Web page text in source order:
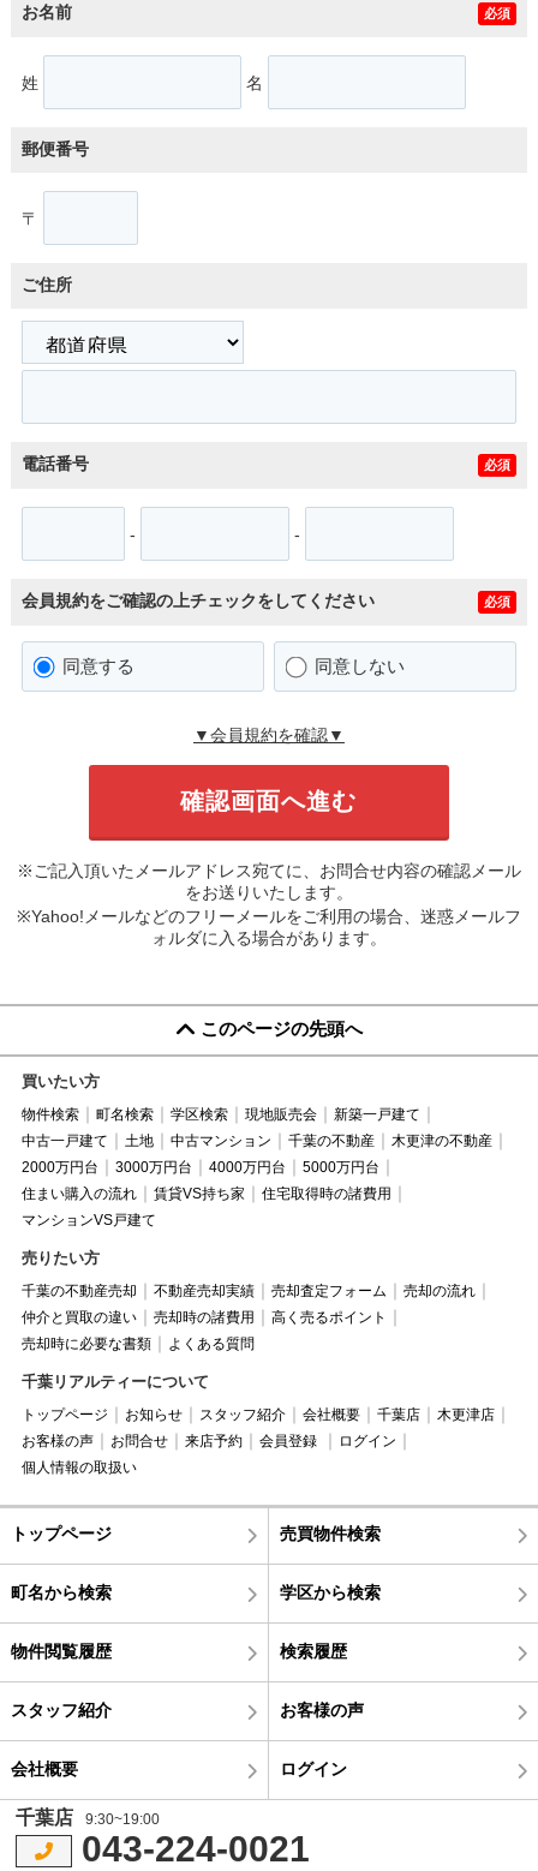
お名前 必須
姓 名
郵便番号
〒
ご住所
電話番号 必須
- -
会員規約をご確認の上チェックをしてください 必須
同意する 同意しない
▼会員規約を確認▼
※ご記入頂いたメールアドレス宛てに、お問合せ内容の確認メール
をお送りいたします。
※Yahoo!メールなどのフリーメールをご利用の場合、迷惑メールフ
ォルダに入る場合があります。
このページの先頭へ
買いたい方
物件検索 町名検索 学区検索 現地販売会
新築一戸建て
中古一戸建て
土地 中古マンション 千葉の不動産
木更津の不動産
2000万円台
3000万円台 4000万円台
5000万円台
住まい購入の流れ
賃貸VS持ち家
住宅取得時の諸費用
マンションVS戸建て
売りたい方
千葉の不動産売却 不動産売却実績 売却査定フォーム
売却の流れ
仲介と買取の違い
売却時の諸費用
高く売るポイント
売却時に必要な書類
よくある質問
千葉リアルティーについて
トップページ お知らせ スタッフ紹介 会社概要 千葉店
木更津店
お客様の声
お問合せ 来店予約 会員登録
ログイン
個人情報の取扱い
トップページ 売買物件検索
町名から検索 学区から検索
物件閲覧履歴 検索履歴
スタッフ紹介 お客様の声
会社概要 ログイン
千葉店 9:30~19:00
043-224-0021